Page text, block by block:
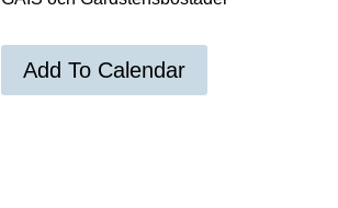
Add To Calendar